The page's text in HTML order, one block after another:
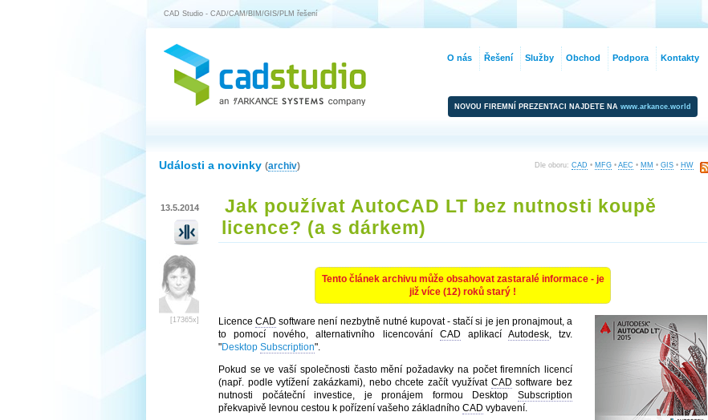
CAD Studio - CAD/CAM/BIM/GIS/PLM řešení
NOVOU FIREMNÍ PREZENTACI NAJDETE NA www.arkance.world
Dle oboru: CAD • MFG • AEC • MM • GIS • HW
Události a novinky (archiv)
13.5.2014
[17365x]
Jak používat AutoCAD LT bez nutnosti koupě
licence? (a s dárkem)
Tento článek archivu může obsahovat zastaralé informace - je
již více (12) roků starý !
LicenceCAD software není nezbytně nutné kupovat - stačí si je jen pronajmout, a
to pomocí nového, alternativního licencování CAD aplikací Autodesk, tzv.
"Desktop Subscription".
Pokud se ve vaší společnosti často mění požadavky na počet firemních licencí
(např. podle vytížení zakázkami), nebo chcete začít využívat CAD software bez
nutnosti počáteční investice, je pronájem formou Desktop Subscription
překvapivě levnou cestou k pořízení vašeho základního CAD vybavení.
O nás Řešení Služby Obchod Podpora Kontakty